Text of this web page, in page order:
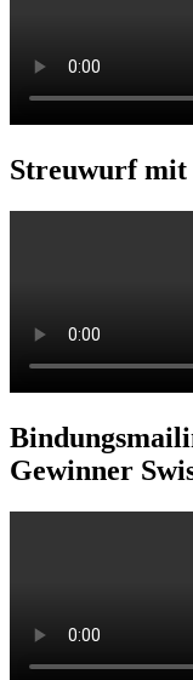
Streuwurf mit
Gewinner